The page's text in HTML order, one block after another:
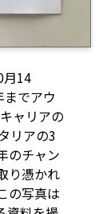
月14
でアウ
ャリアの
リアの3
のチャン
り憑かれ
の写真は